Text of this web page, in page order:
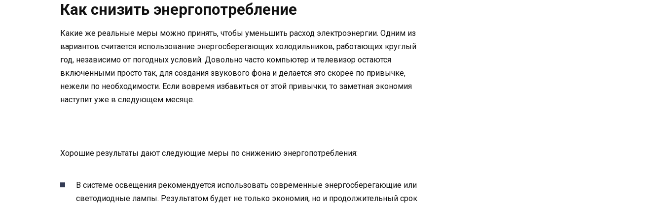
Как снизить энергопотребление
Какие же реальные меры можно принять, чтобы уменьшить расход электроэнергии. Одним из
вариантов считается использование энергосберегающих холодильников, работающих круглый
год, независимо от погодных условий. Довольно часто компьютер и телевизор остаются
включенными просто так, для создания звукового фона и делается это скорее по привычке,
нежели по необходимости. Если вовремя избавиться от этой привычки, то заметная экономия
наступит уже в следующем месяце.
Хорошие результаты дают следующие меры по снижению энергопотребления:
В системе освещения рекомендуется использовать современные энергосберегающие или
светодиодные лампы. Результатом будет не только экономия, но и продолжительный срок